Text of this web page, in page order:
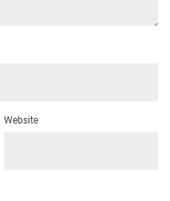
Website